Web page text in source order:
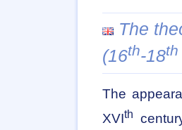
The
(16th-18th
The
XVIth